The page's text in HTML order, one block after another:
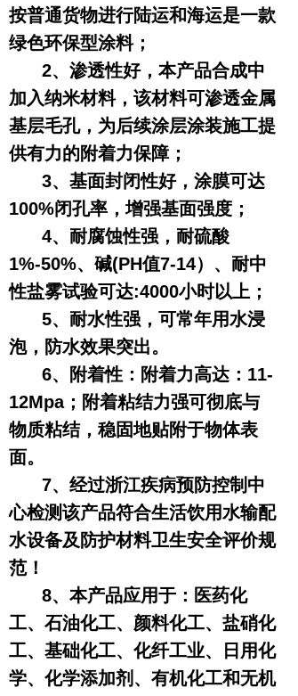
按普通货物进行陆运和海运是一款
绿色环保型涂料；
2、渗透性好，本产品合成中
加入纳米材料，该材料可渗透金属
基层毛孔，为后续涂层涂装施工提
供有力的附着力保障；
3、基面封闭性好，涂膜可达
100%闭孔率，增强基面强度；
4、耐腐蚀性强，耐硫酸
1%-50%、碱(PH值7-14）、耐中
性盐雾试验可达:4000小时以上；
5、耐水性强，可常年用水浸
泡，防水效果突出。
6、附着性：附着力高达：11-
12Mpa；附着粘结力强可彻底与
物质粘结，稳固地贴附于物体表
面。
7、经过浙江疾病预防控制中
心检测该产品符合生活饮用水输配
水设备及防护材料卫生安全评价规
范！
8、本产品应用于：医药化
工、石油化工、颜料化工、盐硝化
工、基础化工、化纤工业、日用化
学、化学添加剂、有机化工和无机